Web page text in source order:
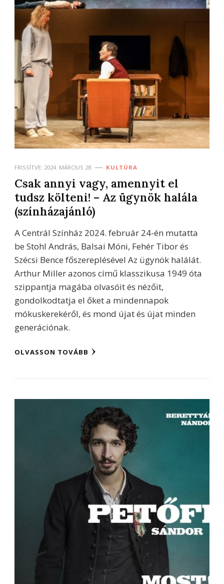
FRISSÍTVE: 2024. MÁRCIUS 28. KULTÚRA
Csak annyi vagy, amennyit el
tudsz költeni! – Az ügynök halála
(színházajánló)
A Centrál Színház 2024. február 24-én mutatta
be Stohl András, Balsai Móni, Fehér Tibor és
Szécsi Bence főszereplésével Az ügynök halálát.
Arthur Miller azonos című klasszikusa 1949 óta
szippantja magába olvasóit és nézőit,
gondolkodtatja el őket a mindennapok
mókuskerekéről, és mond újat és újat minden
generációnak.
OLVASSON TOVÁBB